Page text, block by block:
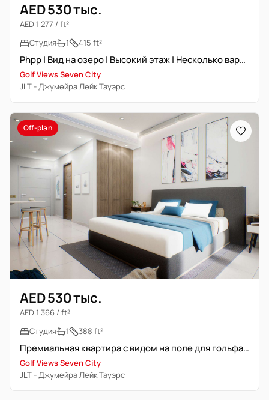
AED 530 тыс.
AED 1 277 / ft²
Студия
1 415 ft²
Phpp | Вид на озеро | Высокий этаж | Несколько вариантов
Golf Views Seven City
JLT - Джумейра Лейк Тауэрс
Off-plan
AED 530 тыс.
AED 1 366 / ft²
Студия
1 388 ft²
Премиальная квартира с видом на поле для гольфа | Полностью меблирована
Golf Views Seven City
JLT - Джумейра Лейк Тауэрс